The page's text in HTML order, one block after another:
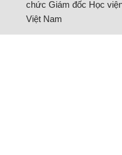
chức Giám đốc Học
Việt Nam